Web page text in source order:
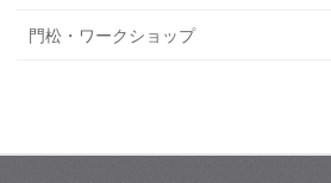
門松・ワークショップ